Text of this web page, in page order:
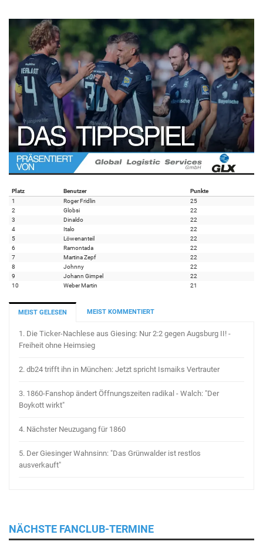
Platz Benutzer
Punkte
1
Roger Fridlin
25
2
Globsi
22
3
Dinaldo
22
4
Italo
22
5
Löwenanteil
22
6
Ramontada
22
7
Martina Zepf
22
8
Johnny
22
9
Johann Gimpel
22
10
Weber Martin 21
MEIST GELESEN MEIST KOMMENTIERT
1. Die Ticker-Nachlese aus Giesing: Nur 2:2 gegen Augsburg II! -
Freiheit ohne Heimsieg
2. db24 trifft ihn in München: Jetzt spricht Ismaiks Vertrauter
3. 1860-Fanshop ändert Öffnungszeiten radikal - Walch: "Der
Boykott wirkt"
4. Nächster Neuzugang für 1860
5. Der Giesinger Wahnsinn: "Das Grünwalder ist restlos
ausverkauft"
NÄCHSTE FANCLUB-TERMINE